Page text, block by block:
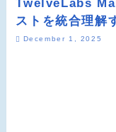
TwelveLabs
ストを統合理解
December 1, 2025